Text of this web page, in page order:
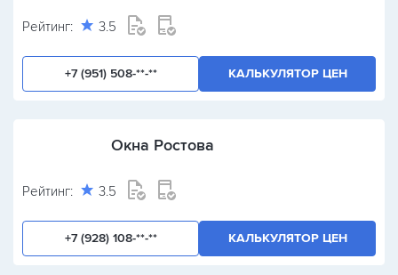
Рейтинг: 3.5
+7 (951) 508-**-** КАЛЬКУЛЯТОР ЦЕН
Окна Ростова
Рейтинг: 3.5
+7 (928) 108-**-** КАЛЬКУЛЯТОР ЦЕН